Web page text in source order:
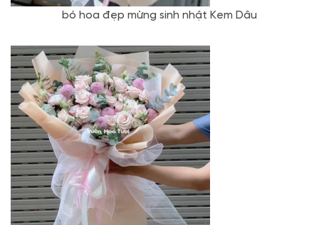
bó hoa đẹp mừng sinh nhật Kem Dâu